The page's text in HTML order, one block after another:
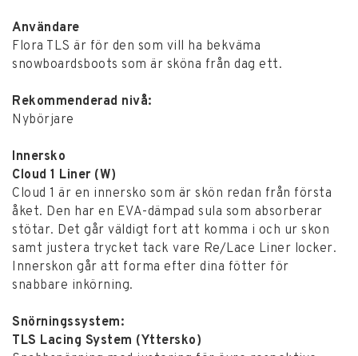
11
1/3
Vill du veta mer så kan du läsa vår
Användare
Flora TLS är för den som vill ha bekväma
snowboardsboots som är sköna från dag ett.
Rekommenderad nivå:
Nybörjare
Innersko
Cloud 1 Liner (W)
Cloud 1 är en innersko som är skön redan från första
åket. Den har en EVA-dämpad sula som absorberar
stötar. Det går väldigt fort att komma i och ur skon
samt justera trycket tack vare Re/Lace Liner locker.
Innerskon går att forma efter dina fötter för
snabbare inkörning.
Snörningssystem:
TLS Lacing System (Yttersko)